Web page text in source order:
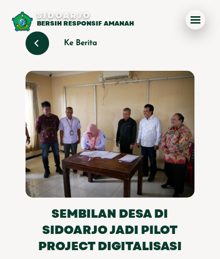
SIDOARJO
BERSIH RESPONSIF AMANAH
Ke Berita
SEMBILAN DESA DI
SIDOARJO JADI PILOT
PROJECT DIGITALISASI